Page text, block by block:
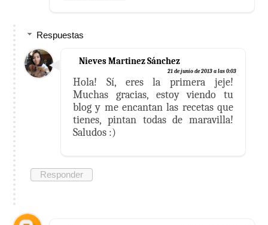
Respuestas
Nieves Martinez Sánchez
21 de junio de 2013 a las 0:03
Hola! Sí, eres la primera jeje!
Muchas gracias, estoy viendo tu
blog y me encantan las recetas que
tienes, pintan todas de maravilla!
Saludos :)
Responder